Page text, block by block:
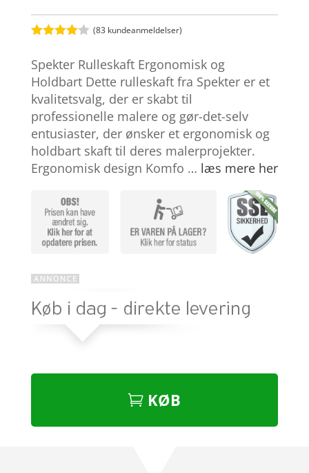
ud af 5
baseret
på
kundebed
ømmelse
r
(83 kundeanmeldelser)
Spekter Rulleskaft Ergonomisk og
Holdbart Dette rulleskaft fra Spekter er et
kvalitetsvalg, der er skabt til
professionelle malere og gør-det-selv
entusiaster, der ønsker et ergonomisk og
holdbart skaft til deres malerprojekter.
Ergonomisk design Komfo … læs mere her
KØB